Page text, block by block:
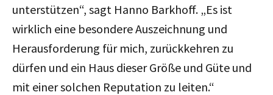
unterstützen“, sagt Hanno Barkhoff. „Es ist
wirklich eine besondere Auszeichnung und
Herausforderung für mich, zurückkehren zu
dürfen und ein Haus dieser Größe und Güte und
mit einer solchen Reputation zu leiten.“